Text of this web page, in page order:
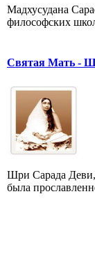
Мадхусудана
философских
Святая Мать -
Шри Сарада Деви,
была